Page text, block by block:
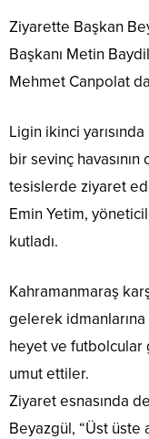
Ziyarette Başkan
Başkanı Metin
Mehmet Canpolat
Ligin ikinci
bir sevinç havasının
tesislerde ziyaret
Emin Yetim,
kutladı.
Kahramanmaraş
gelerek
heyet ve futbolcular
umut ettiler.
Ziyaret esnasında
Beyazgül, “Üst üste